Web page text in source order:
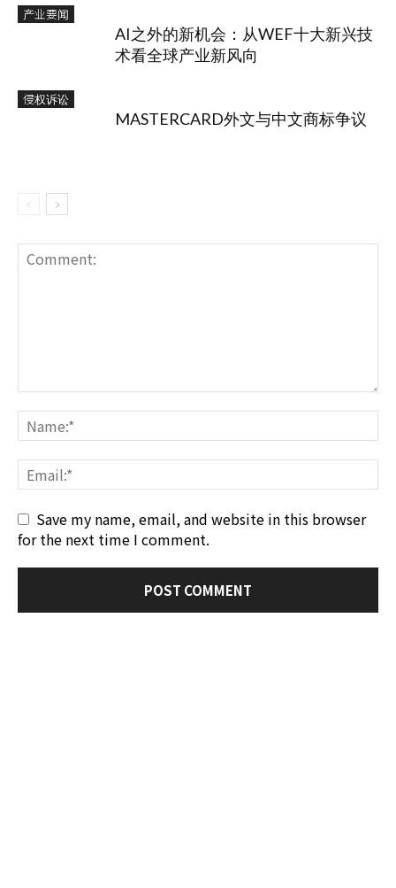
产业要闻
AI之外的新机会：从WEF十大新兴技
术看全球产业新风向
侵权诉讼
MASTERCARD外文与中文商标争议
Save my name, email, and website in this browser
for the next time I comment.